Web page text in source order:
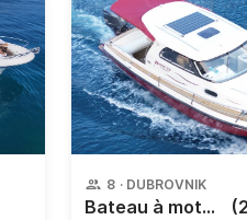
8 · DUBROVNIK
Bateau à moteur Naval Naval 23 Hedonline 200cv